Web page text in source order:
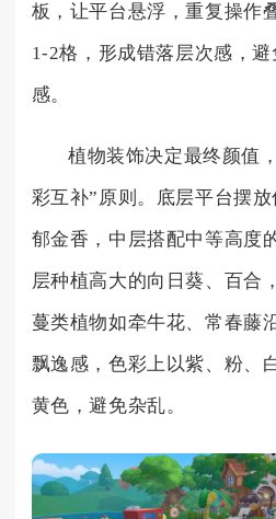
板，让平台悬浮，重复操作
1-2格，形成错落层次感，
感。
植物装饰决定最终颜值
彩互补”原则。底层平台摆放
郁金香，中层搭配中等高度
层种植高大的向日葵、百合
蔓类植物如牵牛花、常春藤
飘逸感，色彩上以紫、粉、
黄色，避免杂乱。